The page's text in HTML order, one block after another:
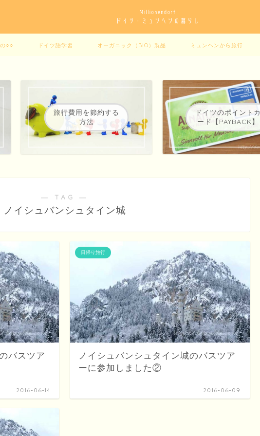
○○ ドイツ語学習 オーガニック（BIO）製品 ミュンヘンから旅行
旅行費用を節約する
方法
ドイツのポイントカ
ード【PAYBACK】
― TAG ―
ノイシュバンシュタイン城
バスツア
2016-06-14
日帰り旅行
ノイシュバンシュタイン城のバスツア
ーに参加しました②
2016-06-09